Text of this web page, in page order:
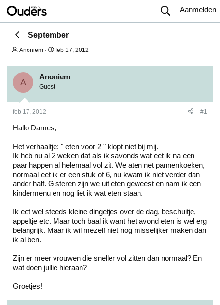
Aanmelden
September
O
d
e
r
p
t
t
e
r
Anoniem
S
a
d
t
feb 17, 2012
A
Anoniem
Guest
feb 17, 2012 #1
Hallo Dames,
Het verhaaltje: " eten voor 2 " klopt niet bij mij.
Ik heb nu al 2 weken dat als ik savonds wat eet ik na een
paar happen al helemaal vol zit. We aten net pannenkoeken,
normaal eet ik er een stuk of 6, nu kwam ik niet verder dan
ander half. Gisteren zijn we uit eten geweest en nam ik een
kindermenu en nog liet ik wat eten staan.
Ik eet wel steeds kleine dingetjes over de dag, beschuitje,
appeltje etc. Maar toch baal ik want het avond eten is wel erg
belangrijk. Maar ik wil mezelf niet nog misselijker maken dan
ik al ben.
Zijn er meer vrouwen die sneller vol zitten dan normaal? En
wat doen jullie hieraan?
Groetjes!